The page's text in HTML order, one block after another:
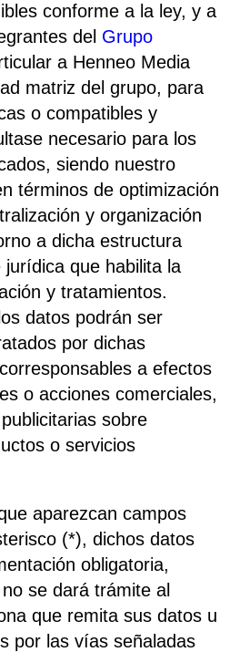
conforme a la ley, y a
del Grupo
a Henneo Media
matriz del grupo, para
o compatibles y
necesario para los
siendo nuestro
términos de optimización
y organización
a dicha estructura
que habilita la
y tratamientos.
datos podrán ser
por dichas
a efectos
o acciones comerciales,
sobre
o servicios
aparezcan campos
(*), dichos datos
obligatoria,
se dará trámite al
que remita sus datos u
por las vías señaladas